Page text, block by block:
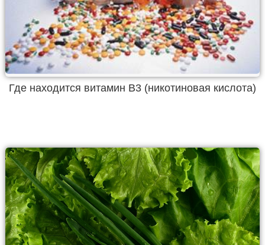
Где находится витамин В3 (никотиновая кислота)